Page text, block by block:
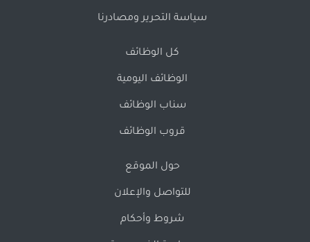
سياسة التحرير ومصادرنا
كل الوظائف
الوظائف اليومية
سناب الوظائف
قروب الوظائف
حول الموقع
للتواصل والإعلان
شروط وأحكام